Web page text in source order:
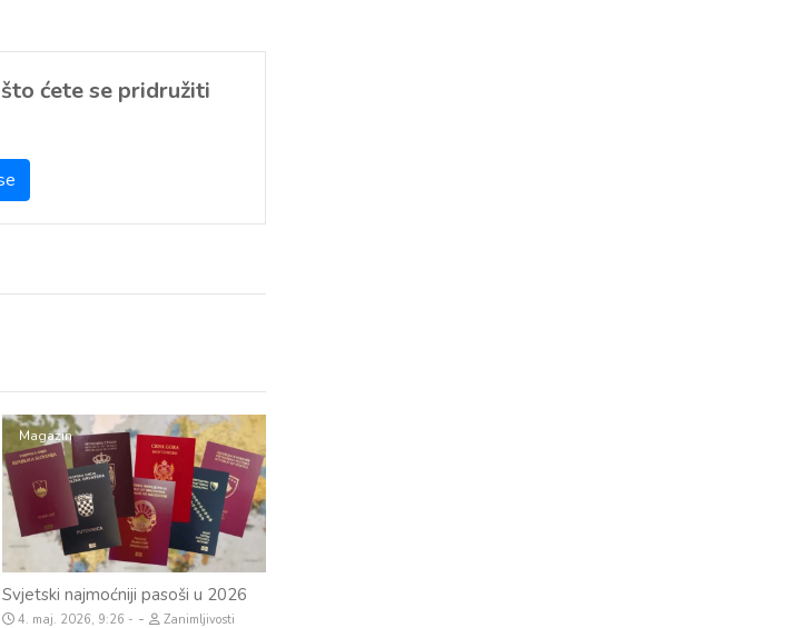
ćete se pridružiti
Magazin
Svjetski najmoćniji pasoši u 2026
4. maj. 2026, 9:26 - Zanimljivosti